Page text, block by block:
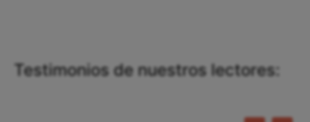
Testimonios de nuestros lectores: